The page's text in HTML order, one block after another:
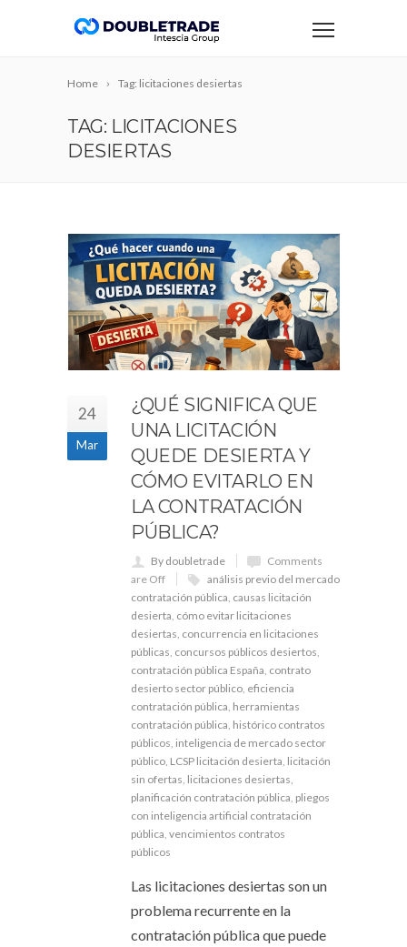
Home Tag: licitaciones desiertas
TAG: LICITACIONES
DESIERTAS
24
Mar
¿QUÉ SIGNIFICA QUE
UNA LICITACIÓN
QUEDE DESIERTA Y
CÓMO EVITARLO EN
LA CONTRATACIÓN
PÚBLICA?
By doubletrade
Comments
are Off
análisis previo del mercado
contratación pública, causas licitación
desierta, cómo evitar licitaciones
desiertas, concurrencia en licitaciones
públicas, concursos públicos desiertos,
contratación pública España, contrato
desierto sector público, eficiencia
contratación pública, herramientas
contratación pública, histórico contratos
públicos, inteligencia de mercado sector
público, LCSP licitación desierta, licitación
sin ofertas, licitaciones desiertas,
planificación contratación pública, pliegos
con inteligencia artificial contratación
pública, vencimientos contratos
públicos
Las licitaciones desiertas son un
problema recurrente en la
contratación pública que puede